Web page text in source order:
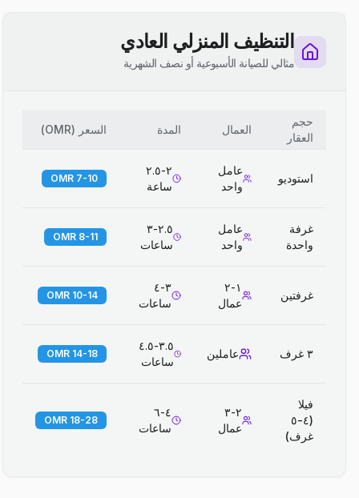
التنظيف المنزلي العادي
مثالي للصيانة الأسبوعية أو نصف الشهرية
حجم
العقار
العمال المدة السعر (
OMR
)
استوديو
عامل
واحد
٢-٢.٥
ساعة
7-10 OMR
غرفة
واحدة
عامل
واحد
٢.٥-٣
ساعات
8-11 OMR
غرفتين
١-٢
عمال
٣-٤
ساعات
10-14 OMR
٣ غرف عاملين
٣.٥-٤.٥
ساعات
14-18 OMR
فيلا
(٤-٥
غرف)
٢-٣
عمال
٤-٦
ساعات
18-28 OMR